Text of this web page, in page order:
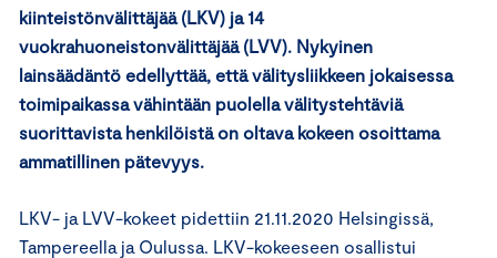
kiinteistönvälittäjää (LKV) ja 14
vuokrahuoneistonvälittäjää (LVV). Nykyinen
lainsäädäntö edellyttää, että välitysliikkeen jokaisessa
toimipaikassa vähintään puolella välitystehtäviä
suorittavista henkilöistä on oltava kokeen osoittama
ammatillinen pätevyys.
LKV- ja LVV-kokeet pidettiin 21.11.2020 Helsingissä,
Tampereella ja Oulussa. LKV-kokeeseen osallistui